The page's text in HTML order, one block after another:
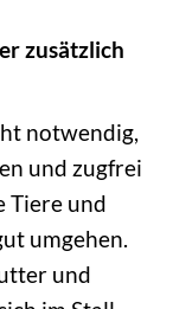
zusätzlich
notwendig,
und zugfrei
Tiere und
umgehen.
und